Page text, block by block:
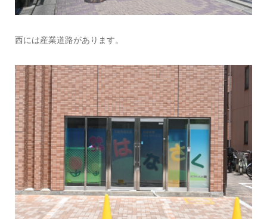
西には産業道路があります。